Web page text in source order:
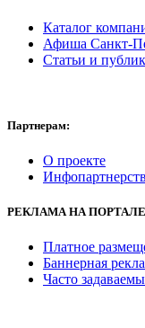
Каталог
Афиша Санкт-
Статьи и
Партнерам:
О проекте
РЕКЛАМАНА
Платное
Баннерная
Часто